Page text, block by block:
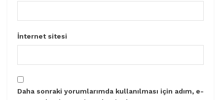
İnternet sitesi
Daha sonraki yorumlarımda kullanılması için adım, e-